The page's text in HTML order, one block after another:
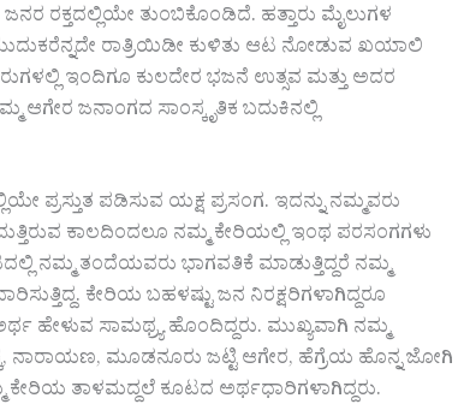
ರಕ್ತದಲ್ಲಿಯೇ ತುಂಬಿಕೊಂಡಿದೆ. ಹತ್ತಾರು ಮೈಲುಗಳ
ರಾತ್ರಿಯಿಡೀ ಕುಳಿತು ಆಟ ನೋಡುವ ಖಯಾಲಿ
ಇಂದಿಗೂ ಕುಲದೇರ ಭಜನೆ ಉತ್ಸವ ಮತ್ತು ಅದರ
ಆಗೇರ ಜನಾಂಗದ ಸಾಂಸ್ಕೃತಿಕ ಬದುಕಿನಲ್ಲಿ
ಪ್ರಸ್ತುತ ಪಡಿಸುವ ಯಕ್ಷ ಪ್ರಸಂಗ. ಇದನ್ನು ನಮ್ಮವರು
ಕಾಲದಿಂದಲೂ ನಮ್ಮ ಕೇರಿಯಲ್ಲಿ ಇಂಥ ಪರಸಂಗಗಳು
ನಮ್ಮ ತಂದೆಯವರು ಭಾಗವತಿಕೆ ಮಾಡುತ್ತಿದ್ದರೆ ನಮ್ಮ
ಕೇರಿಯ ಬಹಳಷ್ಟು ಜನ ನಿರಕ್ಷರಿಗಳಾಗಿದ್ದರೂ
ಹೇಳುವ ಸಾಮಥ್ರ್ಯ ಹೊಂದಿದ್ದರು. ಮುಖ್ಯವಾಗಿ ನಮ್ಮ
ನಾರಾಯಣ, ಮೂಡನೂರು ಜಟ್ಟಿ ಆಗೇರ, ಹೆಗ್ರೆಯ ಹೊನ್ನ ಜೋಗಿ
ತಾಳಮದ್ದಲೆ ಕೂಟದ ಅರ್ಥಧಾರಿಗಳಾಗಿದ್ದರು.